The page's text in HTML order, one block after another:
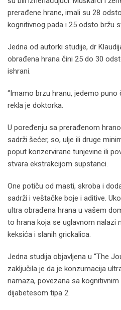
prerađene hrane, imali su 28
kognitivnog pada i 25 odsto bržu
Jedna od autorki studije, dr
obrađena hrana čini 25 do 30
ishrani.
“Imamo brzu hranu, jedemo puno
rekla je doktorka.
U poređenju sa prerađenom
sadrži šećer, so, ulje ili druge
poput konzervirane tunjevine ili
stvara ekstrakcijom supstanci.
One potiču od masti, skroba i
sadrži i veštačke boje i aditive.
ultra obrađena hrana u vašem
to hrana koja se uglavnom nalazi
keksića i slanih grickalica.
Jedna studija objavljena u “The
zaključila je da je konzumacija
namaza, povezana sa
dijabetesom tipa 2.